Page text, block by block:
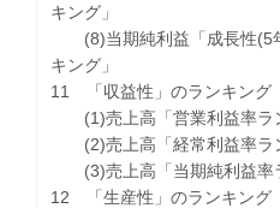
キング」
(8)当期純利益「成長性(5
キング」
11 「収益性」のランキング
(1)売上高「営業利益率ラ
(2)売上高「経常利益率ラ
(3)売上高「当期純利益率
12 「生産性」のランキング